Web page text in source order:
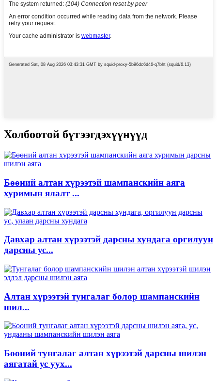
Холбоотой бүтээгдэхүүнүүд
Бөөний алтан хүрээтэй шампанскийн аяга
хуримын ялалт ...
Давхар алтан хүрээтэй дарсны хундага оргилуун
дарсны ус...
Алтан хүрээтэй тунгалаг болор шампанскийн
шил...
Бөөний тунгалаг алтан хүрээтэй дарсны шилэн
аягатай ус уух...